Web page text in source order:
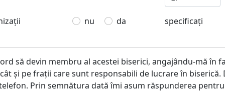
nu da specificaţi
să devin membru al acestei biserici, angajându-mă în
şi pe fraţii care sunt responsabili de lucrare în
Prin semnătura dată îmi asum răspunderea